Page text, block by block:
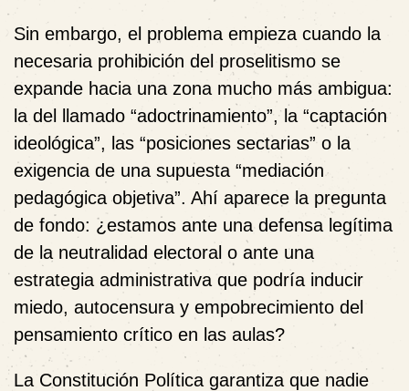
Sin embargo, el problema empieza cuando la
necesaria prohibición del proselitismo se
expande hacia una zona mucho más ambigua:
la del llamado “adoctrinamiento”, la “captación
ideológica”, las “posiciones sectarias” o la
exigencia de una supuesta “mediación
pedagógica objetiva”. Ahí aparece la pregunta
de fondo: ¿estamos ante una defensa legítima
de la neutralidad electoral o ante una
estrategia administrativa que podría inducir
miedo, autocensura y empobrecimiento del
pensamiento crítico en las aulas?
La Constitución Política garantiza que nadie